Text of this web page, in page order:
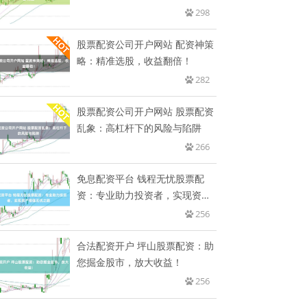
298
股票配资公司开户网站 配资神策
略：精准选股，收益翻倍！
282
股票配资公司开户网站 股票配资
乱象：高杠杆下的风险与陷阱
266
免息配资平台 钱程无忧股票配
资：专业助力投资者，实现资产
256
合法配资开户 坪山股票配资：助
您掘金股市，放大收益！
256